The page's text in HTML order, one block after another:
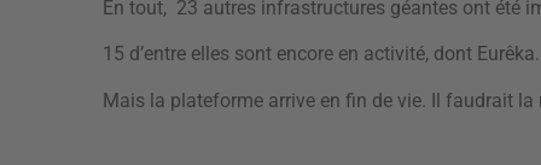
En tout, 23 autres infrastructures géantes ont été
15 d’entre elles sont encore en activité, dont
Mais la plateforme arrive en fin de vie. Il faudrait la